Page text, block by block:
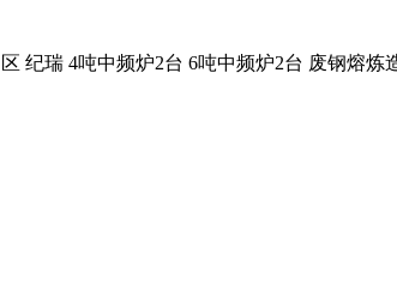
纪瑞 4吨中频炉2台 6吨中频炉2台 废钢熔炼